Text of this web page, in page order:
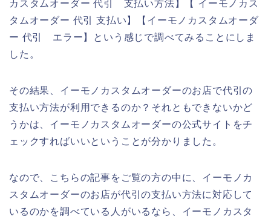
カスタムオーダー 代引 支払い方法】【 イーモノカス
タムオーダー 代引 支払い】【イーモノカスタムオーダ
ー 代引 エラー】という感じで調べてみることにしま
した。
その結果、イーモノカスタムオーダーのお店で代引の
支払い方法が利用できるのか？それともできないかど
うかは、イーモノカスタムオーダーの公式サイトをチ
ェックすればいいということが分かりました。
なので、こちらの記事をご覧の方の中に、イーモノカ
スタムオーダーのお店が代引の支払い方法に対応して
いるのかを調べている人がいるなら、イーモノカスタ